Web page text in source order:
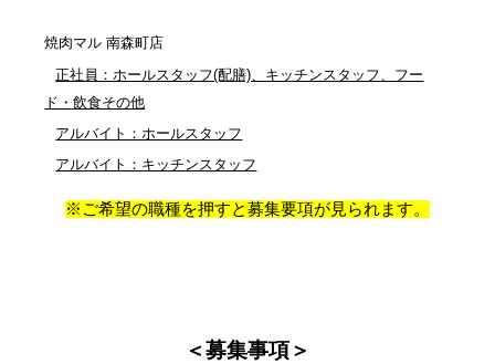
焼肉マル 南森町店
正社員：ホールスタッフ(配膳)、キッチンスタッフ、フー
ド・飲食その他
アルバイト：ホールスタッフ
アルバイト：キッチンスタッフ
※ご希望の職種を押すと募集要項が見られます。
＜募集事項＞